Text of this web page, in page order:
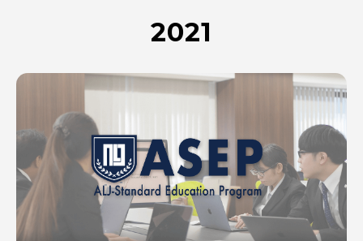
2021